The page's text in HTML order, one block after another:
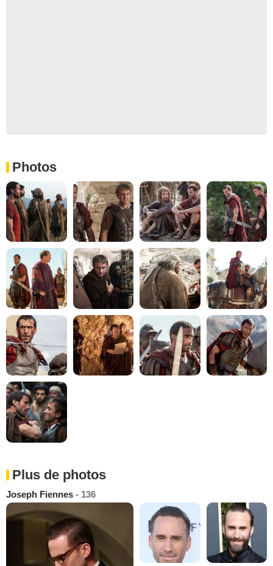
Photos
Plus de photos
Joseph Fiennes - 136